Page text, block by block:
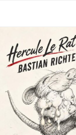
テ
ツ
へ
キ